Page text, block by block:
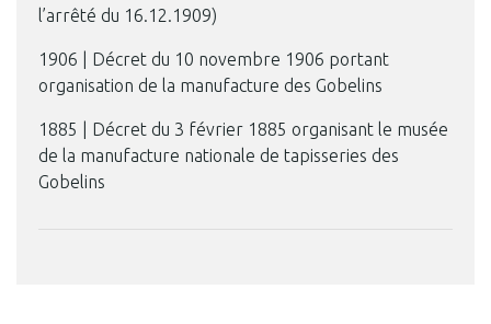
l’arrêté du 16.12.1909)
1906 | Décret du 10 novembre 1906 portant
organisation de la manufacture des Gobelins
1885 | Décret du 3 février 1885 organisant le musée
de la manufacture nationale de tapisseries des
Gobelins